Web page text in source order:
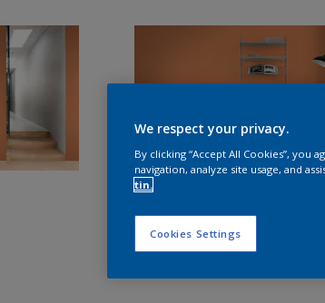
We respect your privacy.
By clicking “Accept All Cookies”,
navigation, analyze site usage, and
tin.
Cookies Settings